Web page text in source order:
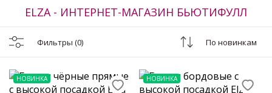
ELZA - ИНТЕРНЕТ-МАГАЗИН БЬЮТИФУЛЛ
Фильтры (0) По новинкам
НОВИНКА НОВИНКА